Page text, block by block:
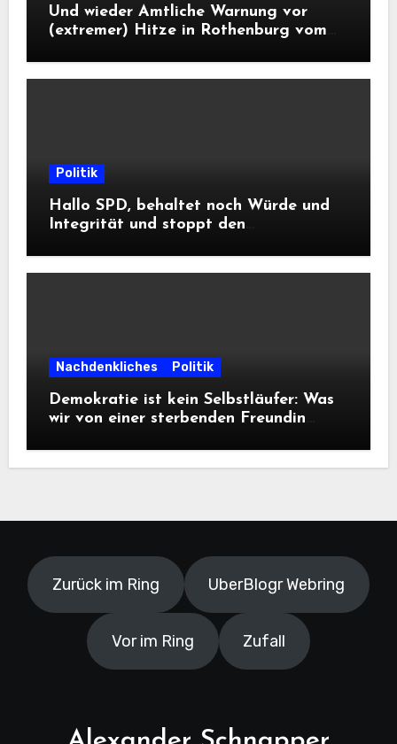
Und wieder Amtliche Warnung vor
(extremer) Hitze in Rothenburg vom
Politik
Hallo SPD, behaltet noch Würde und
Integrität und stoppt den
Informationsfreiheit!
Nachdenkliches Politik
Demokratie ist kein Selbstläufer: Was
wir von einer sterbenden Freundin
Zurück im Ring UberBlogr Webring
Vor im Ring Zufall